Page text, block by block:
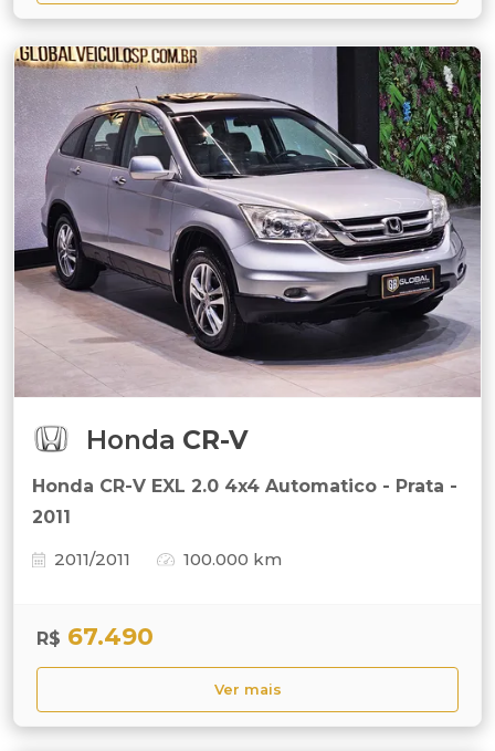
Honda CR-V
Honda CR-V EXL 2.0 4x4 Automatico - Prata -
2011
2011/2011
100.000 km
R$ 67.490
Ver mais